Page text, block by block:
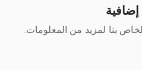
بنا لمزيد من المعلومات.